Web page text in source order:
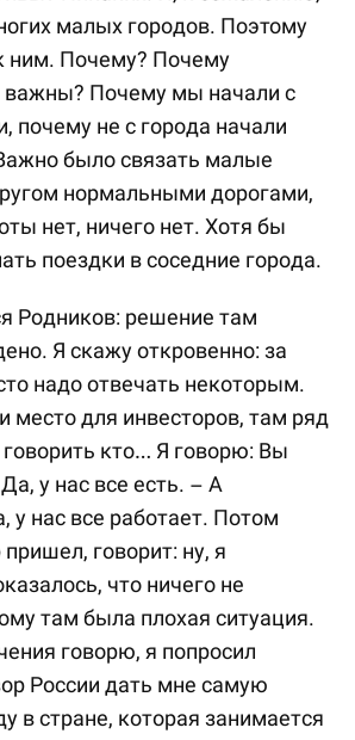
малых городов. Поэтому
ним. Почему? Почему
важны? Почему мы начали с
почему не с города начали
было связать малые
нормальными дорогами,
нет, ничего нет. Хотя бы
поездки в соседние города.
Родников: решение там
Я скажу откровенно: за
надо отвечать некоторым.
место для инвесторов, там ряд
говорить кто… Я говорю: Вы
у нас все есть. – А
у нас все работает. Потом
говорит: ну, я
что ничего не
там была плохая ситуация.
говорю, я попросил
России дать мне самую
в стране, которая занимается